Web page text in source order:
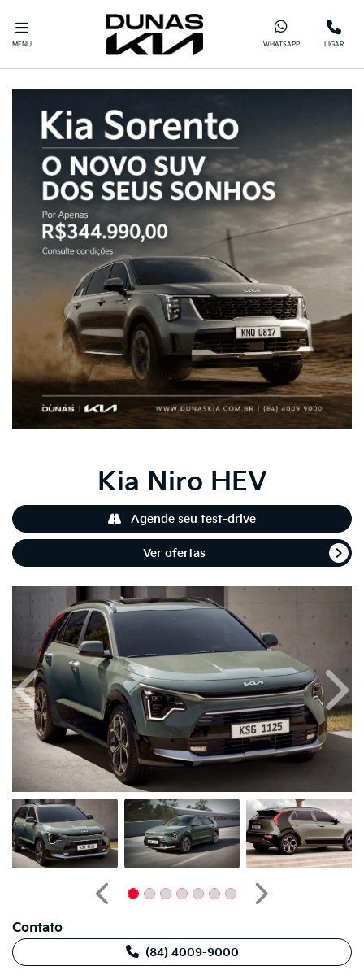
MENU WHATSAPP LIGAR
Kia Niro HEV
Agende seu test-drive
Ver ofertas
Anterior
Anterior
Próximo
Contato
(84) 4009-9000